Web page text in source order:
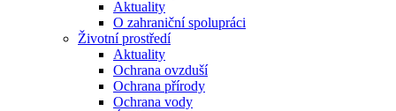
Aktuality
O zahraniční spolupráci
Životní prostředí
Aktuality
Ochrana ovzduší
Ochrana přírody
Ochrana vody